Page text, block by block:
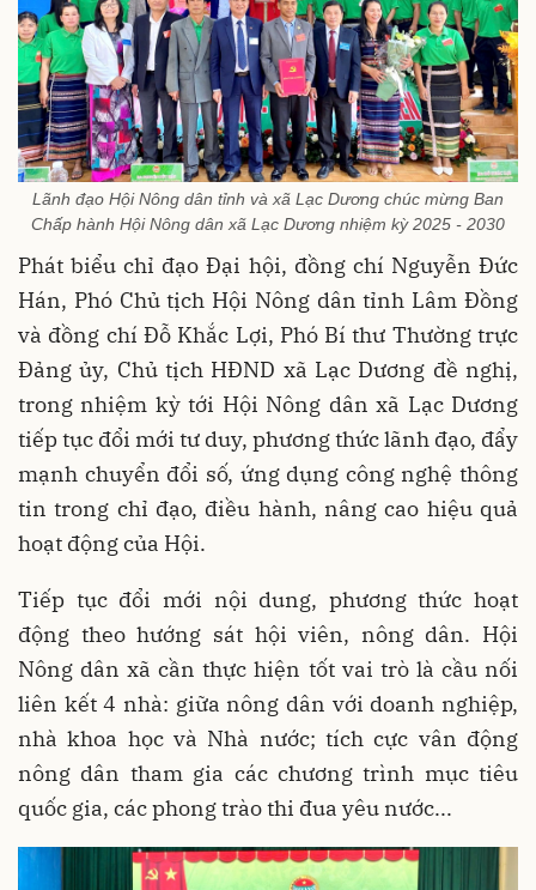
Lãnh đạo Hội Nông dân tỉnh và xã Lạc Dương chúc mừng Ban
Chấp hành Hội Nông dân xã Lạc Dương nhiệm kỳ 2025 - 2030
Phát biểu chỉ đạo Đại hội, đồng chí Nguyễn Đức
Hán, Phó Chủ tịch Hội Nông dân tỉnh Lâm Đồng
và đồng chí Đỗ Khắc Lợi, Phó Bí thư Thường trực
Đảng ủy, Chủ tịch HĐND xã Lạc Dương đề nghị,
trong nhiệm kỳ tới Hội Nông dân xã Lạc Dương
tiếp tục đổi mới tư duy, phương thức lãnh đạo, đẩy
mạnh chuyển đổi số, ứng dụng công nghệ thông
tin trong chỉ đạo, điều hành, nâng cao hiệu quả
hoạt động của Hội.
Tiếp tục đổi mới nội dung, phương thức hoạt
động theo hướng sát hội viên, nông dân. Hội
Nông dân xã cần thực hiện tốt vai trò là cầu nối
liên kết 4 nhà: giữa nông dân với doanh nghiệp,
nhà khoa học và Nhà nước; tích cực vân động
nông dân tham gia các chương trình mục tiêu
quốc gia, các phong trào thi đua yêu nước...